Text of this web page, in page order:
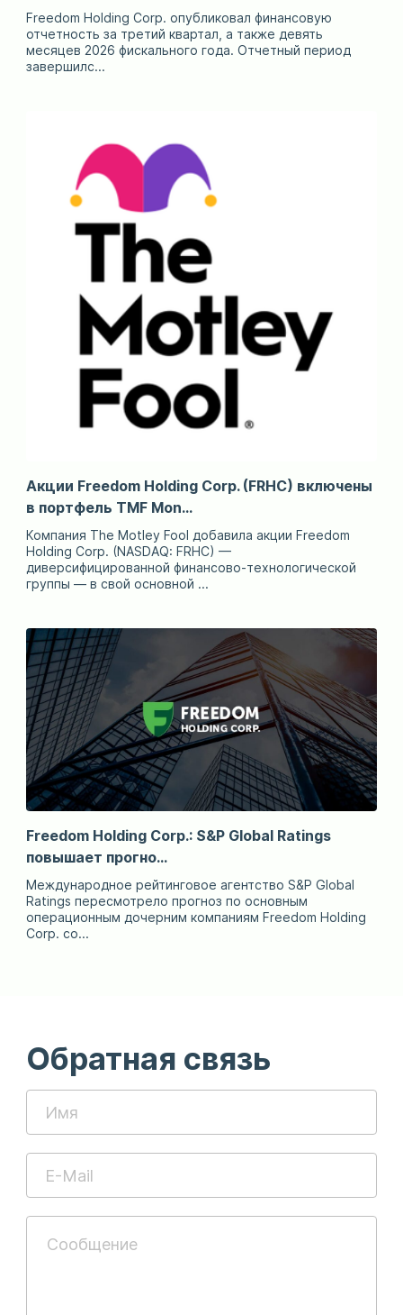
Freedom Holding Corp. опубликовал финансовую
отчетность за третий квартал, а также девять
месяцев 2026 фискального года. Отчетный период
завершилс...
Акции Freedom Holding Corp. (FRHC) включены
в портфель TMF Mon...
Компания The Motley Fool добавила акции Freedom
Holding Corp. (NASDAQ: FRHC) —
диверсифицированной финансово-технологической
группы — в свой основной ...
Freedom Holding Corp.: S&P Global Ratings
повышает прогно...
Международное рейтинговое агентство S&P Global
Ratings пересмотрело прогноз по основным
операционным дочерним компаниям Freedom Holding
Corp. со...
Обратная связь